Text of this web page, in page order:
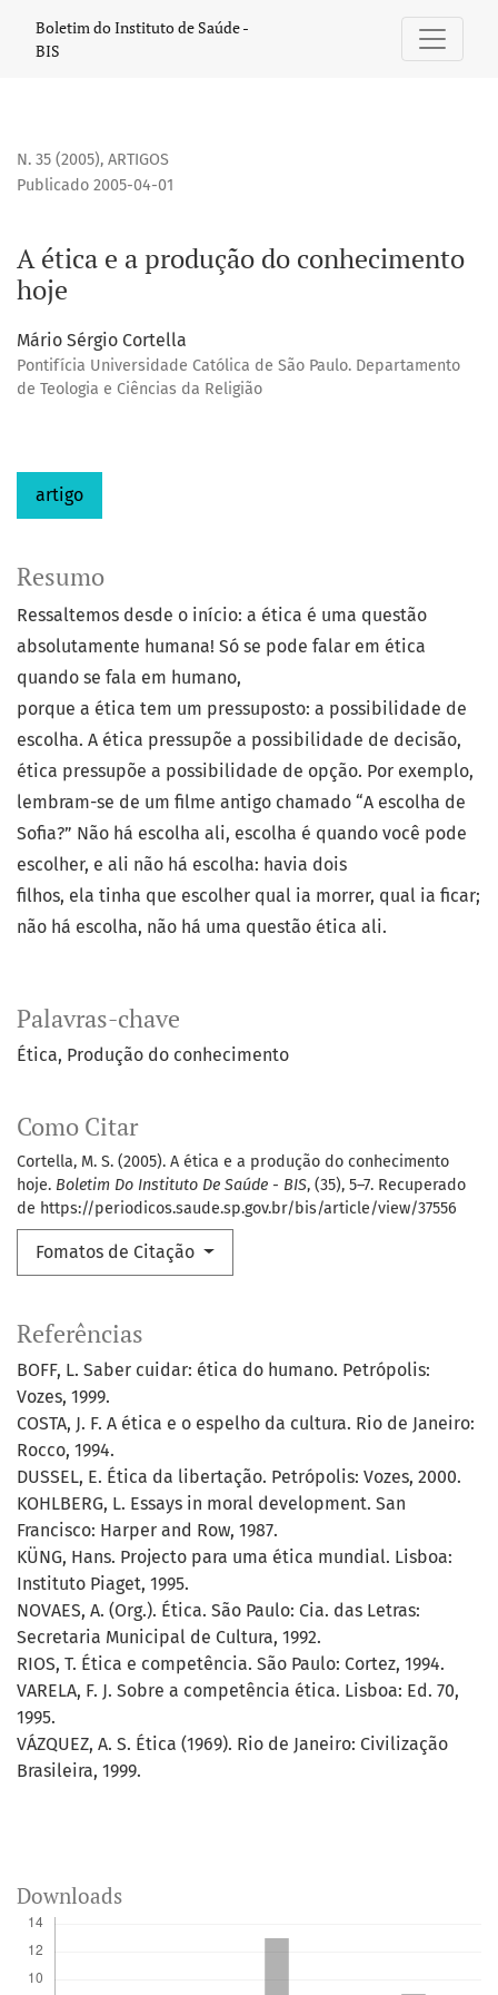
Boletim do Instituto de Saúde -
BIS
N. 35 (2005), ARTIGOS
A ética e a produção do conhecimento
hoje
Publicado 2005-04-01
Mário Sérgio Cortella
Pontifícia Universidade Católica de São Paulo. Departamento
de Teologia e Ciências da Religião
artigo
Palavras-chave
Ética Produção do conhecimento
Como Citar
Cortella, M. S. (2005). A ética e a produção do conhecimento
hoje. Boletim Do Instituto De Saúde - BIS, (35), 5–7. Recuperado
de https://periodicos.saude.sp.gov.br/bis/article/view/37556
Fomatos de Citação
Resumo
Ressaltemos desde o início: a ética é uma questão
absolutamente humana! Só se pode falar em ética
quando se fala em humano,
porque a ética tem um pressuposto: a possibilidade de
escolha. A ética pressupõe a possibilidade de decisão,
ética pressupõe a possibilidade de opção. Por exemplo,
lembram-se de um filme antigo chamado “A escolha de
Sofia?” Não há escolha ali, escolha é quando você pode
escolher, e ali não há escolha: havia dois
filhos, ela tinha que escolher qual ia morrer, qual ia ficar;
não há escolha, não há uma questão ética ali.
Referências
BOFF, L. Saber cuidar: ética do humano. Petrópolis:
Vozes, 1999.
COSTA, J. F. A ética e o espelho da cultura. Rio de Janeiro:
Rocco, 1994.
DUSSEL, E. Ética da libertação. Petrópolis: Vozes, 2000.
KOHLBERG, L. Essays in moral development. San
Francisco: Harper and Row, 1987.
KÜNG, Hans. Projecto para uma ética mundial. Lisboa:
Instituto Piaget, 1995.
NOVAES, A. (Org.). Ética. São Paulo: Cia. das Letras:
Secretaria Municipal de Cultura, 1992.
RIOS, T. Ética e competência. São Paulo: Cortez, 1994.
VARELA, F. J. Sobre a competência ética. Lisboa: Ed. 70,
1995.
VÁZQUEZ, A. S. Ética (1969). Rio de Janeiro: Civilização
Brasileira, 1999.
Downloads